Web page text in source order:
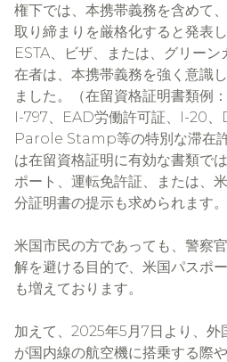
権下では、本携帯義務を含めて
取り締まりを厳格化すると発表
ESTA、ビザ、または、グリー
在者は、本携帯義務を強く意識
ました。（在留資格証明書類例
I-797、EAD労働許可証、I-20、
Parole Stamp等の特別な滞在
は在留資格証明に有効な書類で
ポート、運転免許証、または、
分証明書の提示も求められます。
米国市民の方であっても、警察
解を避ける目的で、米国パスポ
も増えております。
加えて、2025年5月7日より、外
が国内線の航空機に搭乗する際